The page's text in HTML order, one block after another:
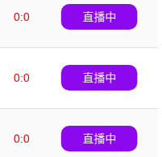
0:0
直播中
0:0
直播中
0:0
直播中